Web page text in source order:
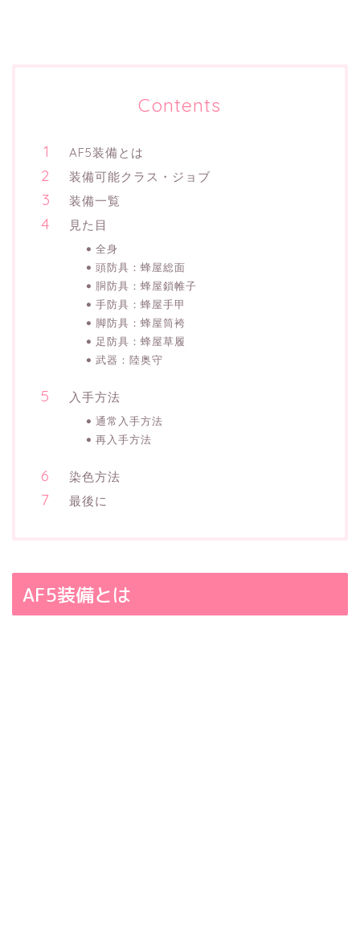
Contents
AF5装備とは
装備可能クラス・ジョブ
装備一覧
見た目
全身
頭防具：蜂屋総面
胴防具：蜂屋鎖帷子
手防具：蜂屋手甲
脚防具：蜂屋筒袴
足防具：蜂屋草履
武器：陸奥守
入手方法
通常入手方法
再入手方法
染色方法
最後に
AF5装備とは